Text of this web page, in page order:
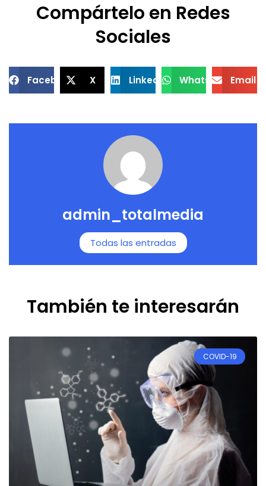
Compártelo en Redes
Sociales
Facebook X LinkedIn WhatsApp Email
admin_totalmedia
Todas las entradas
También te interesarán
COVID-19